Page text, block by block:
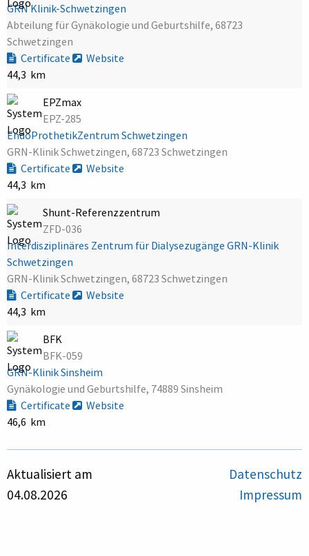
GRN Klinik-Schwetzingen
Abteilung für Gynäkologie und Geburtshilfe, 68723
Schwetzingen
Certificate
Website
44,3 km
EPZmax
EPZ-285
EndoProthetikZentrum Schwetzingen
GRN-Klinik Schwetzingen, 68723 Schwetzingen
Certificate
Website
44,3 km
Shunt-Referenzzentrum
ZFD-036
Interdisziplinäres Zentrum für Dialysezugänge GRN-Klinik
Schwetzingen
GRN-Klinik Schwetzingen, 68723 Schwetzingen
Certificate
Website
44,3 km
BFK
BFK-059
GRN-Klinik Sinsheim
Gynäkologie und Geburtshilfe, 74889 Sinsheim
Certificate
Website
46,6 km
Aktualisiert am
04.08.2026
Datenschutz
Impressum